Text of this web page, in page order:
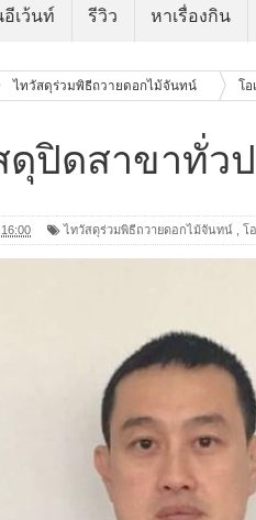
เว้นท์ รีวิว หาเรื่องกิน
ไทวัสดุร่วมพิธีถวายดอกไม้จันทน์ โอ
ดุปิดสาขาทั่ว
16:00 ไทวัสดุร่วมพิธีถวายดอกไม้จันทน์ โ